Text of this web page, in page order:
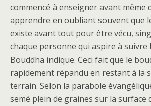
commencé à enseigner avant même
apprendre en oubliant souvent que
existe avant tout pour être vécu,
chaque personne qui aspire à suivre
Bouddha indique. Ceci fait que le
rapidement répandu en restant à la
terrain. Selon la parabole
semé plein de graines sur la surface